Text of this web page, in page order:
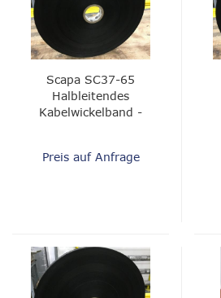
Scapa SC37-65
Halbleitendes
Kabelwickelband -
Preis auf Anfrage